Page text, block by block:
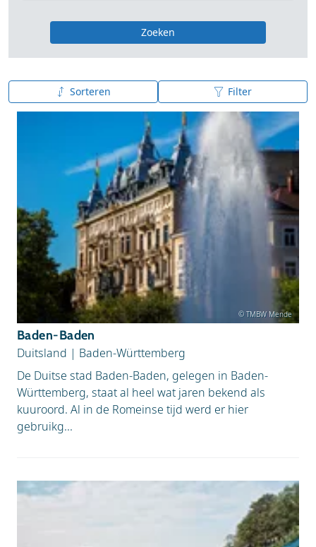
Zoeken
Sorteren Filter
A tot Z
© TMBW Mende
Baden-Baden
Duitsland | Baden-Württemberg
De Duitse stad Baden-Baden, gelegen in Baden-
Württemberg, staat al heel wat jaren bekend als
kuuroord. Al in de Romeinse tijd werd er hier
gebruikg...